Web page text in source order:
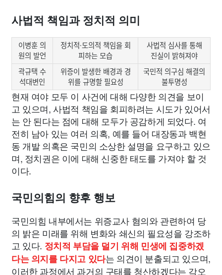
사법적 책임과 정치적 의미
이병훈 의
원의 발언
정치적·도의적 책임을 회
피하는 모습
사법적 심사를 통해
진실이 밝혀져야
곽규택 수
석대변인
위증이 발생한 배경과 경
위를 규명할 필요성
국민적 의구심 해결의
불투명성
현재 여야 모두 이 사건에 대해 다양한 의견을 보이
고 있으며, 사법적 책임을 회피하려는 시도가 있어서
는 안 된다는 점에 대해 모두가 공감하게 되었다. 여
전히 남아 있는 여러 의혹, 예를 들어 대장동과 백현
동 개발 의혹은 국민의 소상한 설명을 요구하고 있으
며, 정치권은 이에 대해 신중한 태도를 가져야 할 것
이다.
국민의힘의 향후 행보
국민의힘 내부에서는 위증교사 혐의와 관련하여 당
의 밝은 미래를 위해 변화와 쇄신의 필요성을 강조하
고 있다. 정치적 부담을 덜기 위해 민생에 집중하겠
다는 의지를 다지고 있다는 의견이 분출되고 있으며,
이러한 과정에서 과거의 구태를 청산하겠다는 각오